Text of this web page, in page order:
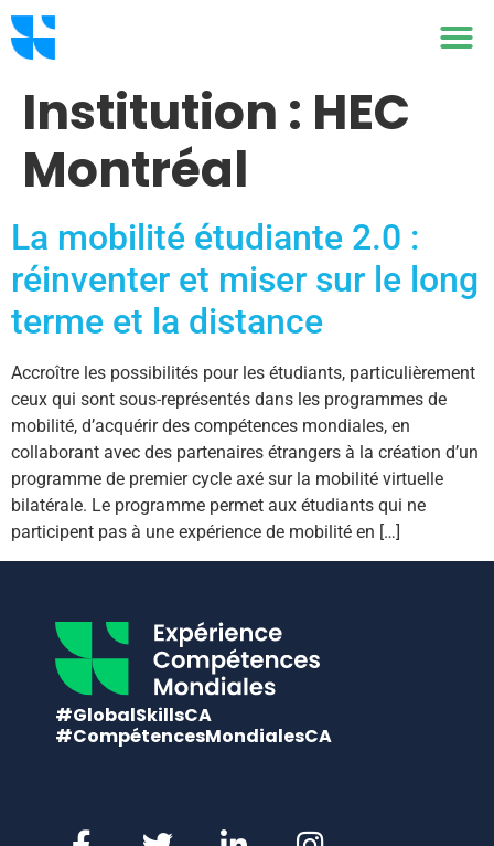
Institution : HEC
Montréal
La mobilité étudiante 2.0 :
réinventer et miser sur le long
terme et la distance
Accroître les possibilités pour les étudiants, particulièrement
ceux qui sont sous-représentés dans les programmes de
mobilité, d’acquérir des compétences mondiales, en
collaborant avec des partenaires étrangers à la création d’un
programme de premier cycle axé sur la mobilité virtuelle
bilatérale. Le programme permet aux étudiants qui ne
participent pas à une expérience de mobilité en […]
#GlobalSkillsCA
#CompétencesMondialesCA